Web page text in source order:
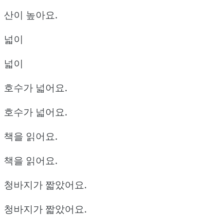
산이 높아요.
넓이
넓이
호수가 넓어요.
호수가 넓어요.
책을 읽어요.
책을 읽어요.
청바지가 짧았어요.
청바지가 짧았어요.